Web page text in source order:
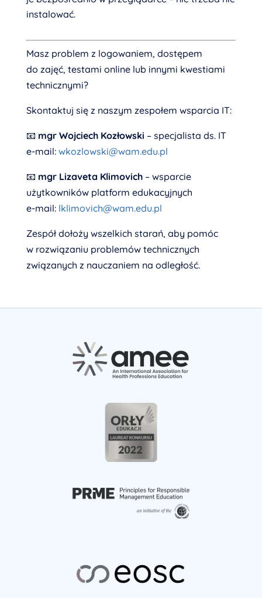
instalować.
Masz problem z logowaniem, dostępem
do zajęć, testami online lub innymi kwestiami
technicznymi?
Skontaktuj się z naszym zespołem wsparcia IT:
📧 mgr Wojciech Kozłowski – specjalista ds. IT
e-mail: wkozlowski@wam.edu.pl
📧 mgr Lizaveta Klimovich– wsparcie
użytkowników platform edukacyjnych
e-mail: lklimovich@wam.edu.pl
Zespół dołoży wszelkich starań, aby pomóc
w rozwiązaniu problemów technicznych
związanych z nauczaniem na odległość.